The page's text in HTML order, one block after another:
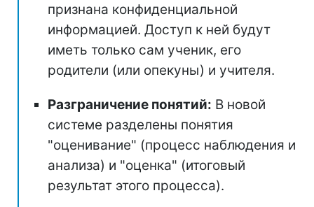
признана конфиденциальной
информацией. Доступ к ней будут
иметь только сам ученик, его
родители (или опекуны) и учителя.
Разграничение понятий: В новой
системе разделены понятия
"оценивание" (процесс наблюдения и
анализа) и "оценка" (итоговый
результат этого процесса).